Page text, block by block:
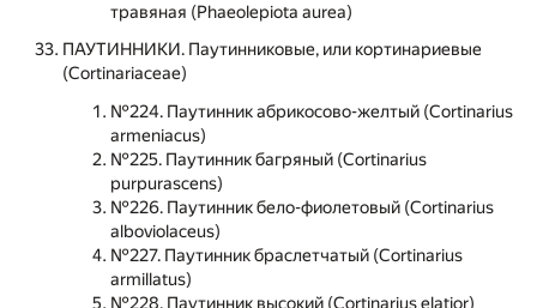
травяная (Phaeolepiota aurea)
ПАУТИННИКИ. Паутинниковые, или кортинариевые
(Cortinariaceae)
№224. Паутинник абрикосово-желтый (Cortinarius
armeniacus)
№225. Паутинник багряный (Cortinarius
purpurascens)
№226. Паутинник бело-фиолетовый (Cortinarius
alboviolaceus)
№227. Паутинник браслетчатый (Cortinarius
armillatus)
№228. Паутинник высокий (Cortinarius elatior)